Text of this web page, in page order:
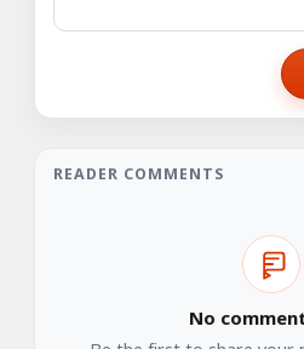
READER COMMENTS
No